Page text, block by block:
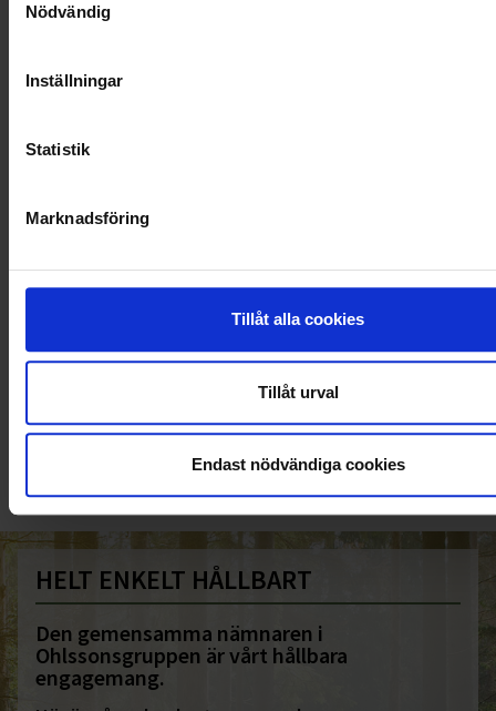
Nödvändig
Inställningar
Statistik
Marknadsföring
Tillåt alla cookies
Tillåt urval
Endast nödvändiga cookies
VELLINGE
info@ohlssons.se
HELT ENKELT HÅLLBART
Den gemensamma nämnaren i
Ohlssonsgruppen är vårt hållbara
engagemang.